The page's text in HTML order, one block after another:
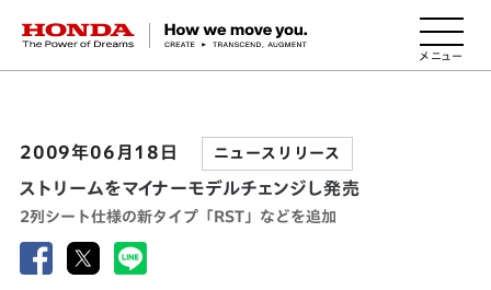
HONDA The Power of Dreams
2009年06月18日 ニュースリリース
ストリームをマイナーモデルチェンジし発売
2列シート仕様の新タイプ「RST」などを追加